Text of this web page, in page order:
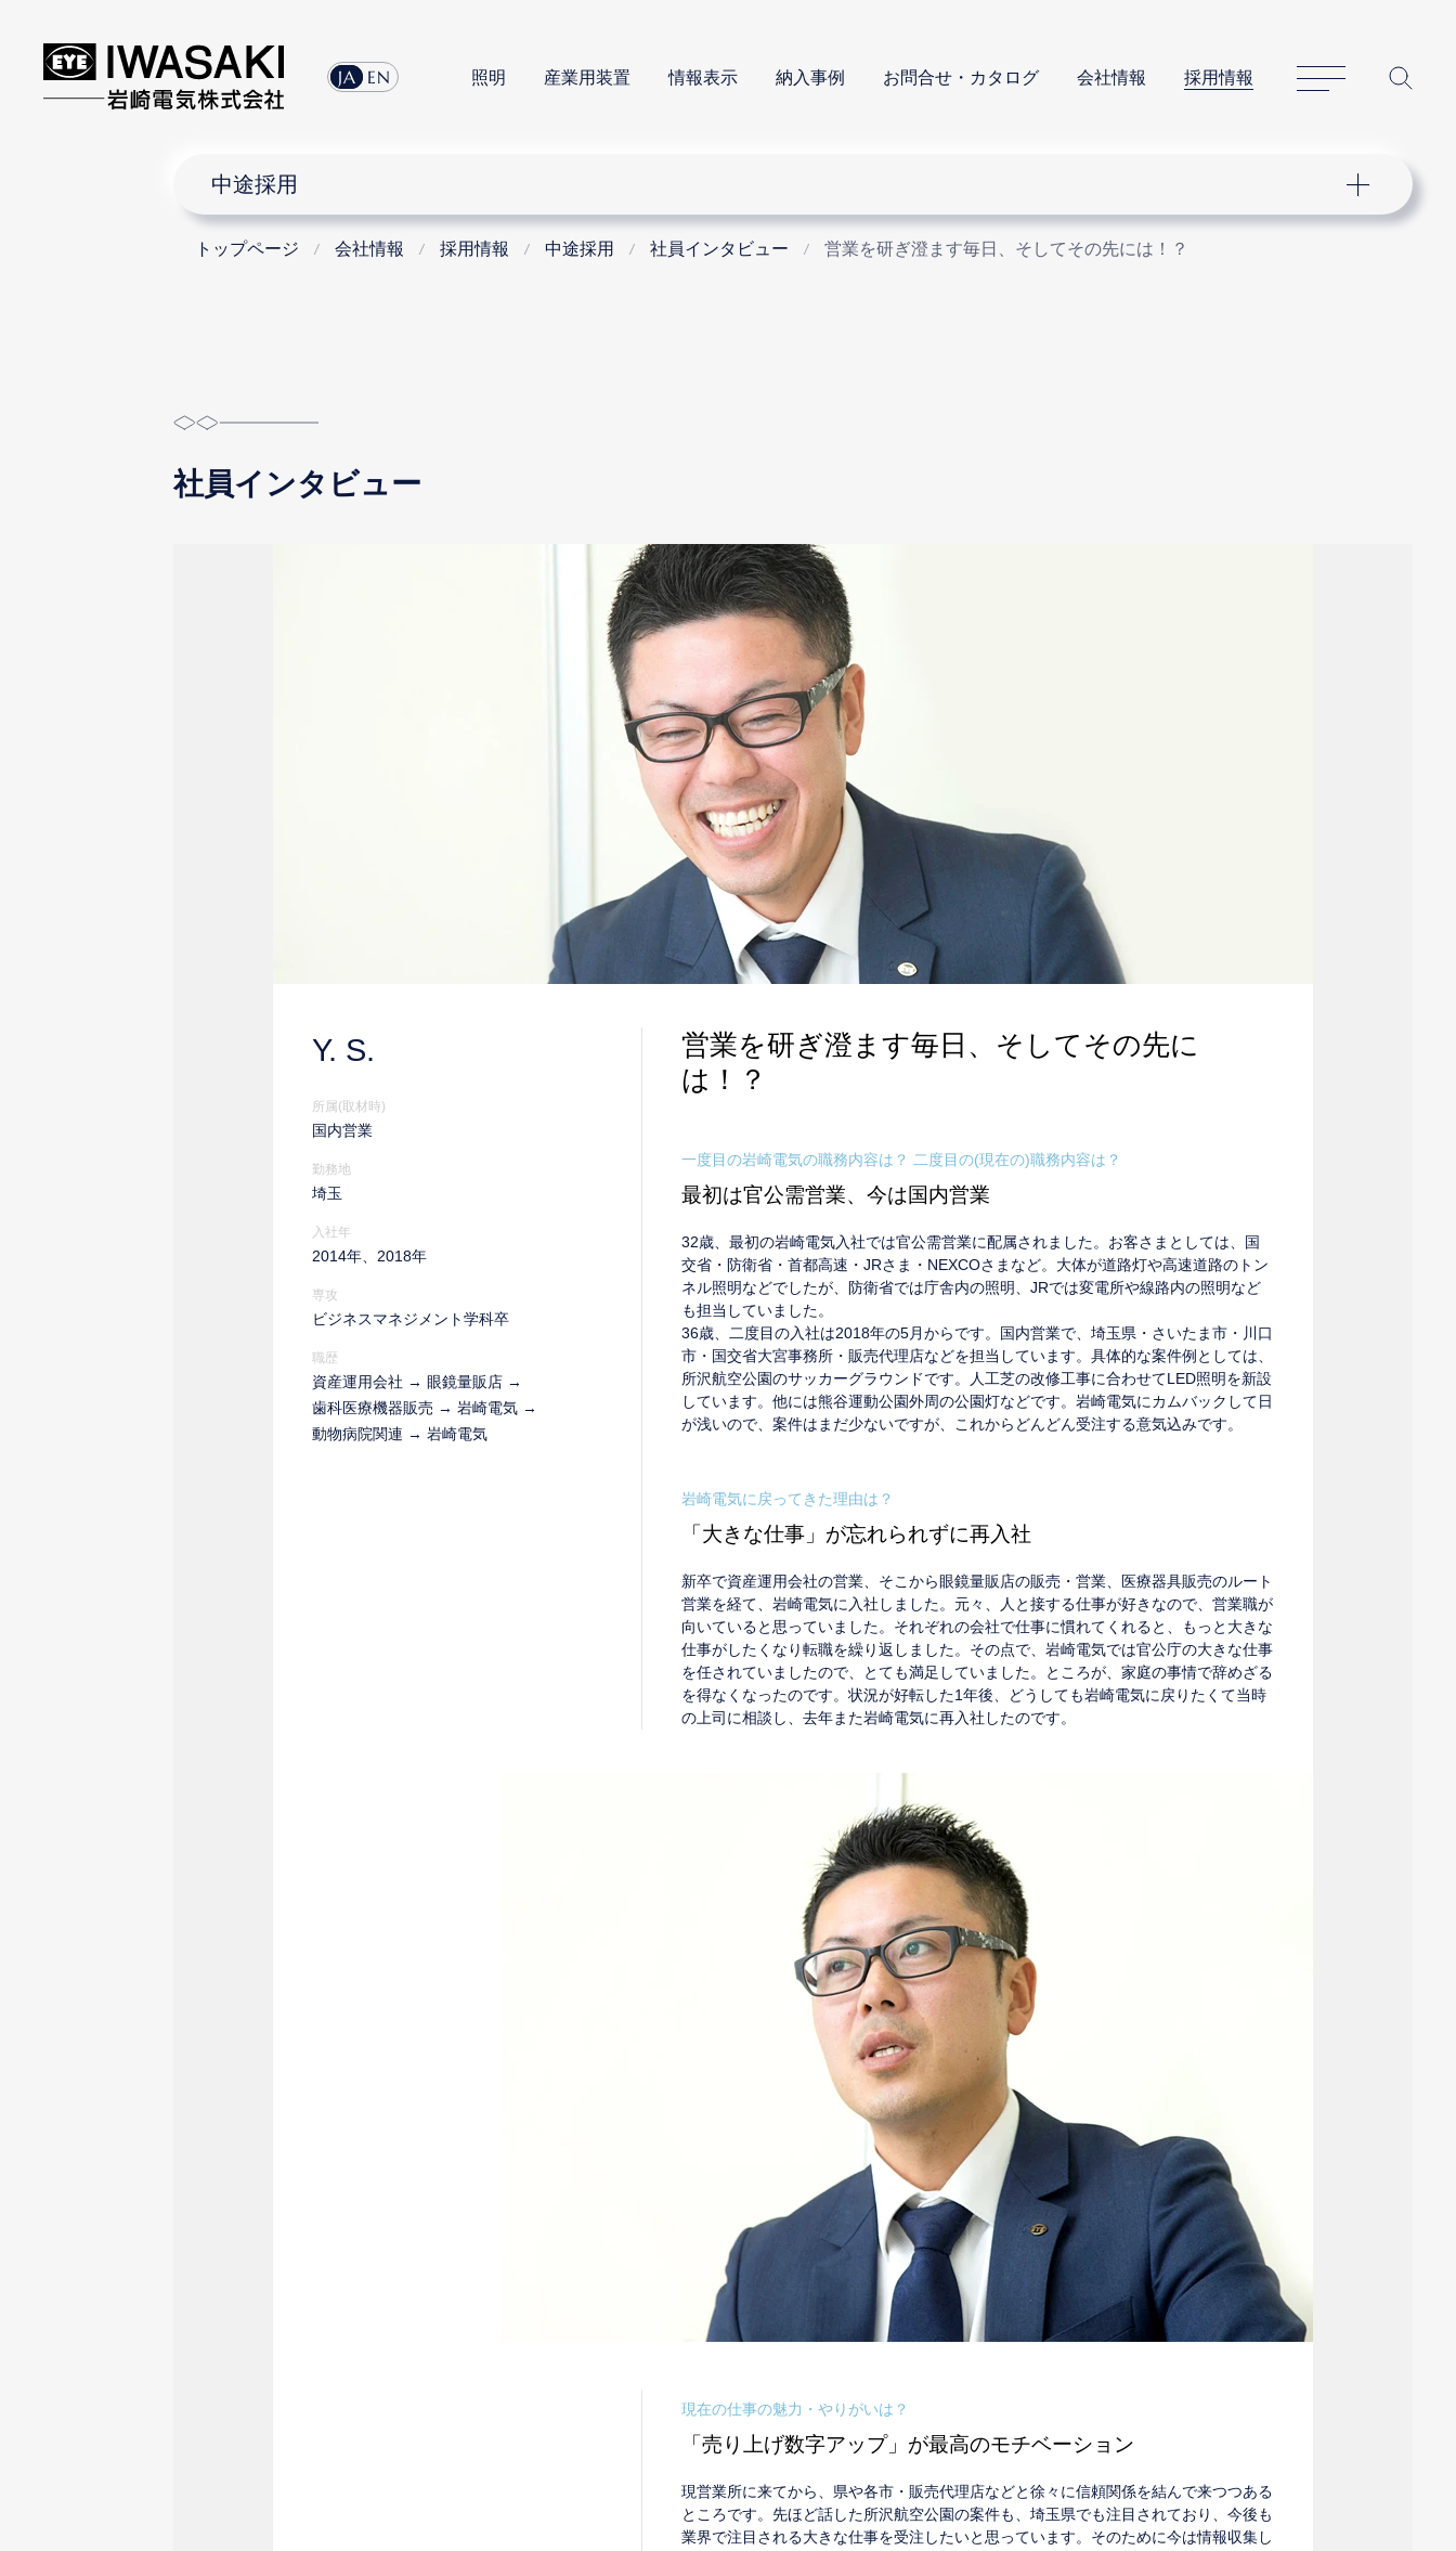
JA EN 照明 産業用装置 情報表示 納入事例 お問合せ・カタログ 会社情報 採用情報
サイトマップ
中途採用
トップページ 会社情報 採用情報 中途採用 社員インタビュー 営業を研ぎ澄ます毎日、そしてその先には！？
社員インタビュー
Y. S.
所属(取材時)
国内営業
勤務地
埼玉
入社年
2014年、2018年
専攻
ビジネスマネジメント学科卒
職歴
資産運用会社 → 眼鏡量販店 →
歯科医療機器販売 → 岩崎電気 →
動物病院関連 → 岩崎電気
営業を研ぎ澄ます毎日、そしてその先に
は！？
一度目の岩崎電気の職務内容は？ 二度目の(現在の)職務内容は？
最初は官公需営業、今は国内営業
32歳、最初の岩崎電気入社では官公需営業に配属されました。お客さまとしては、国
交省・防衛省・首都高速・JRさま・NEXCOさまなど。大体が道路灯や高速道路のトン
ネル照明などでしたが、防衛省では庁舎内の照明、JRでは変電所や線路内の照明など
も担当していました。
36歳、二度目の入社は2018年の5月からです。国内営業で、埼玉県・さいたま市・川口
市・国交省大宮事務所・販売代理店などを担当しています。具体的な案件例としては、
所沢航空公園のサッカーグラウンドです。人工芝の改修工事に合わせてLED照明を新設
しています。他には熊谷運動公園外周の公園灯などです。岩崎電気にカムバックして日
が浅いので、案件はまだ少ないですが、これからどんどん受注する意気込みです。
岩崎電気に戻ってきた理由は？
「大きな仕事」が忘れられずに再入社
新卒で資産運用会社の営業、そこから眼鏡量販店の販売・営業、医療器具販売のルート
営業を経て、岩崎電気に入社しました。元々、人と接する仕事が好きなので、営業職が
向いていると思っていました。それぞれの会社で仕事に慣れてくれると、もっと大きな
仕事がしたくなり転職を繰り返しました。その点で、岩崎電気では官公庁の大きな仕事
を任されていましたので、とても満足していました。ところが、家庭の事情で辞めざる
を得なくなったのです。状況が好転した1年後、どうしても岩崎電気に戻りたくて当時
の上司に相談し、去年また岩崎電気に再入社したのです。
現在の仕事の魅力・やりがいは？
「売り上げ数字アップ」が最高のモチベーション
現営業所に来てから、県や各市・販売代理店などと徐々に信頼関係を結んで来つつある
ところです。先ほど話した所沢航空公園の案件も、埼玉県でも注目されており、今後も
業界で注目される大きな仕事を受注したいと思っています。そのために今は情報収集し
menu